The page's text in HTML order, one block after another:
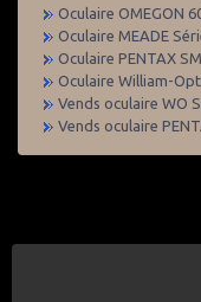
Oculaire OMEGON
Oculaire MEADE
Oculaire PENTAX
Oculaire William-
Vends oculaire WO
Vends oculaire